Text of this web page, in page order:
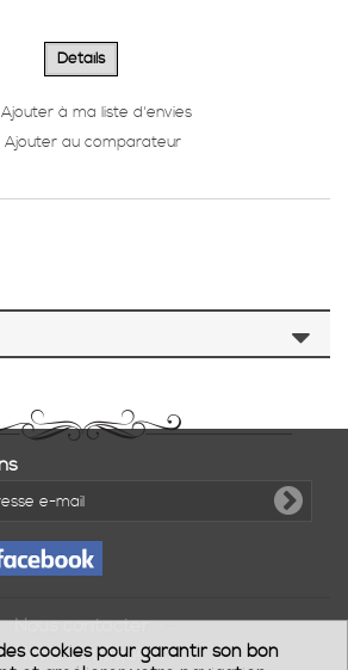
Détails
Ajouter à ma liste d'envies
Ajouter au comparateur
Nous contacter
Notre boutique
cookies pour garantir son bon